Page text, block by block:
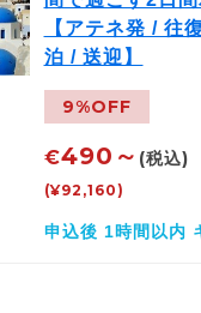
【アテネ発 / 往
泊 / 送迎】
9%OFF
€490～ (税込)
(¥92,160)
申込後 1時間以内